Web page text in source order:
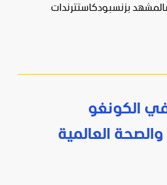
المشهد بزنسبودكاستترندات
في الكونغو
والصحة العالمية